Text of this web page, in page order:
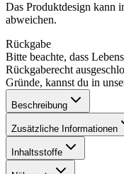
Das Produktdesign kann
abweichen.
Rückgabe
Bitte beachte, dass
Rückgaberecht
Gründe, kannst du in
Beschreibung
Zusätzliche Informationen
Inhaltsstoffe